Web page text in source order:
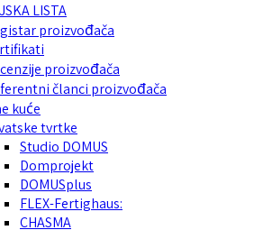
LISTA
proizvođača
proizvođača
članci proizvođača
kuće
tvrtke
Studio DOMUS
Domprojekt
DOMUSplus
FLEX-Fertighaus:
CHASMA